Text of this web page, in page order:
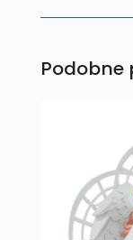
Podobne